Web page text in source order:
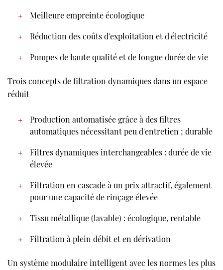
Meilleure empreinte écologique
Réduction des coûts d'exploitation et d'électricité
Pompes de haute qualité et de longue durée de vie
Trois concepts de filtration dynamiques dans un espace
réduit
Production automatisée grâce à des filtres
automatiques nécessitant peu d'entretien ; durable
Filtres dynamiques interchangeables : durée de vie
élevée
Filtration en cascade à un prix attractif, également
pour une capacité de rinçage élevée
Tissu métallique (lavable) : écologique, rentable
Filtration à plein débit et en dérivation
Un système modulaire intelligent avec les normes les plus